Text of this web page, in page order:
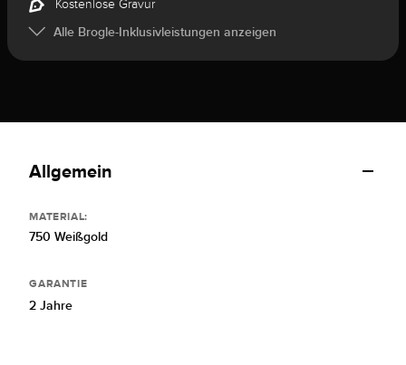
Kostenlose Gravur
Alle Brogle-Inklusivleistungen anzeigen
Allgemein
MATERIAL:
750 Weißgold
GARANTIE
2 Jahre